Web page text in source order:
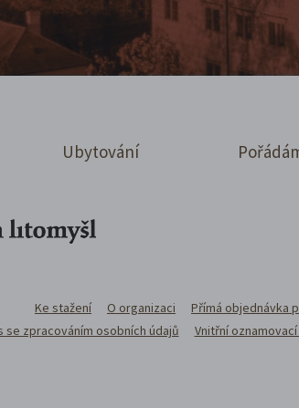
Ubytování
Ke stažení O organizaci Přímá objednávka
se zpracováním osobních údajů
Vnitřní